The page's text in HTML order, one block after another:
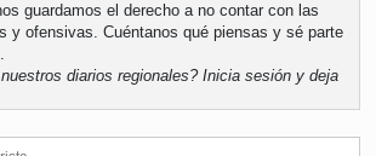
guardamos el derecho a no contar con las
y ofensivas. Cuéntanos qué piensas y sé parte
diarios regionales?Inicia sesión y deja